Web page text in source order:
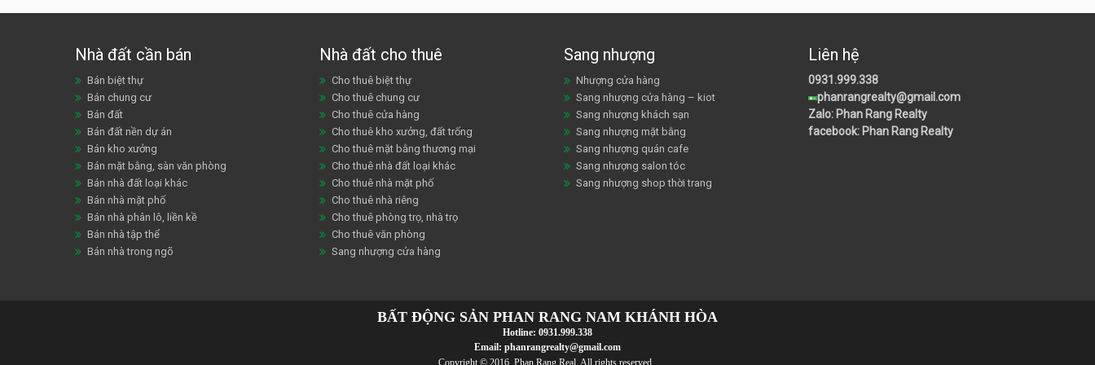
Nhà đất cần bán
Bán biệt thự
Bán chung cư
Bán đất
Bán đất nền dự án
Bán kho xưởng
Bán mặt bằng, sàn văn phòng
Bán nhà đất loại khác
Bán nhà mặt phố
Bán nhà phân lô, liền kề
Bán nhà tập thể
Bán nhà trong ngõ
Nhà đất cho thuê
Cho thuê biệt thự
Cho thuê chung cư
Cho thuê cửa hàng
Cho thuê kho xưởng, đất trống
Cho thuê mặt bằng thương mại
Cho thuê nhà đất loại khác
Cho thuê nhà mặt phố
Cho thuê nhà riêng
Cho thuê phòng trọ, nhà trọ
Cho thuê văn phòng
Sang nhượng cửa hàng
Sang nhượng
Nhượng cửa hàng
Sang nhượng cửa hàng – kiot
Sang nhượng khách sạn
Sang nhượng mặt bằng
Sang nhượng quán cafe
Sang nhượng salon tóc
Sang nhượng shop thời trang
Liên hệ
0931.999.338
phanrangrealty@gmail.com
Zalo: Phan Rang Realty
facebook: Phan Rang Realty
BẤT ĐỘNG SẢN PHAN RANG NAM KHÁNH HÒA
Hotline: 0931.999.338
Email: phanrangrealty@gmail.com